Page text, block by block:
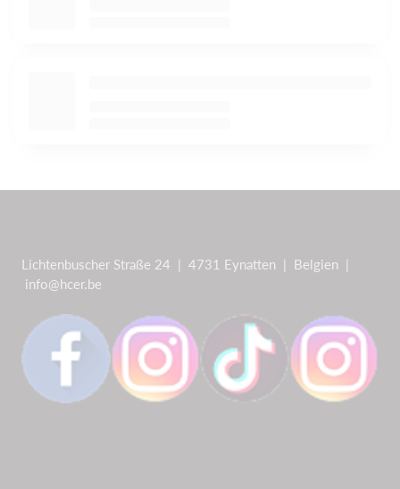
Lichtenbuscher Straße 24 | 4731 Eynatten | Belgien |
info@hcer.be